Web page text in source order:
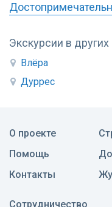
Экскурсии в других
Влёра
Дуррес
О проекте
Помощь
Контакты
Сотрудничество